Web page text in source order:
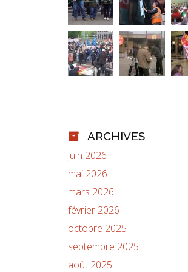
ARCHIVES
juin 2026
mai 2026
mars 2026
février 2026
octobre 2025
septembre 2025
août 2025